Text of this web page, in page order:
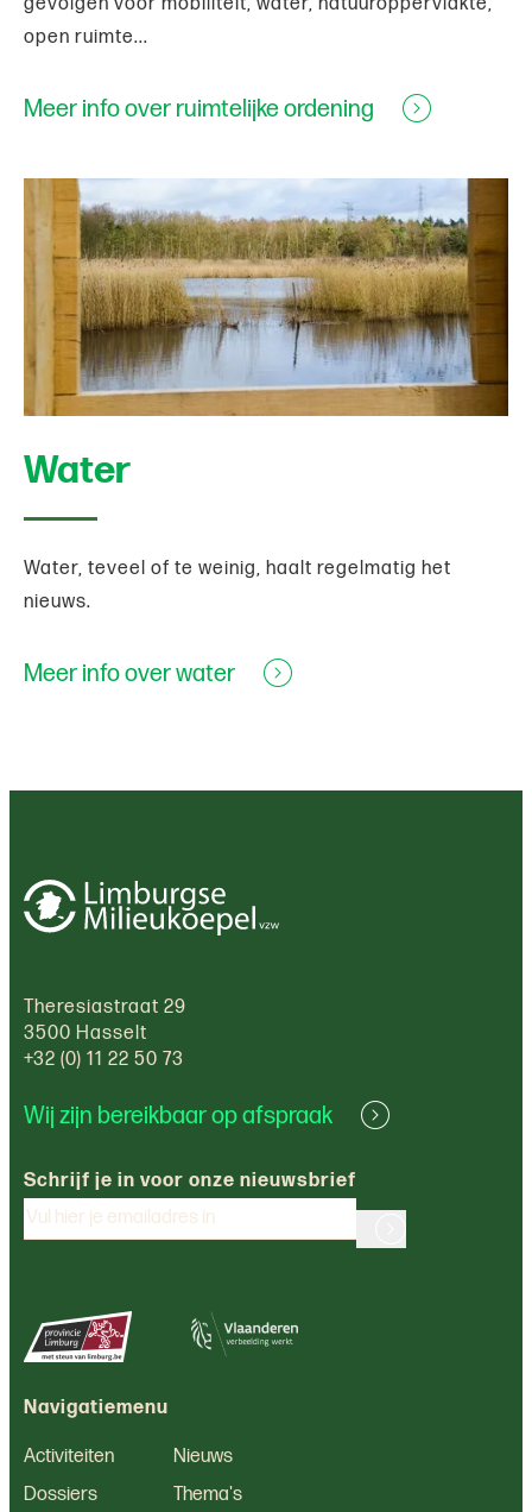
open ruimte...
Meer info over ruimtelijke ordening
Water
Water, teveel of te weinig, haalt regelmatig het
nieuws.
Meer info over water
Theresiastraat 29
3500 Hasselt
+32 (0) 11 22 50 73
Wij zijn bereikbaar op afspraak
Schrijf je in voor onze nieuwsbrief
Navigatiemenu
Activiteiten
Nieuws
Dossiers
Thema's